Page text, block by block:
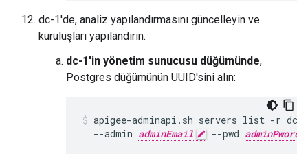
dc-1'de, analiz yapılandırmasını güncelleyin ve
kuruluşları yapılandırın.
dc-1'in yönetim sunucusu düğümünde,
Postgres düğümünün UUID'sini alın:
apigee-adminapi.sh servers list -r
  --admin
adminEmail --pwd adminPword